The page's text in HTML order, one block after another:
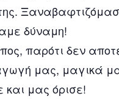
δύναμη!
παρότι δεν
μας, μαγικά
μας όρισε!